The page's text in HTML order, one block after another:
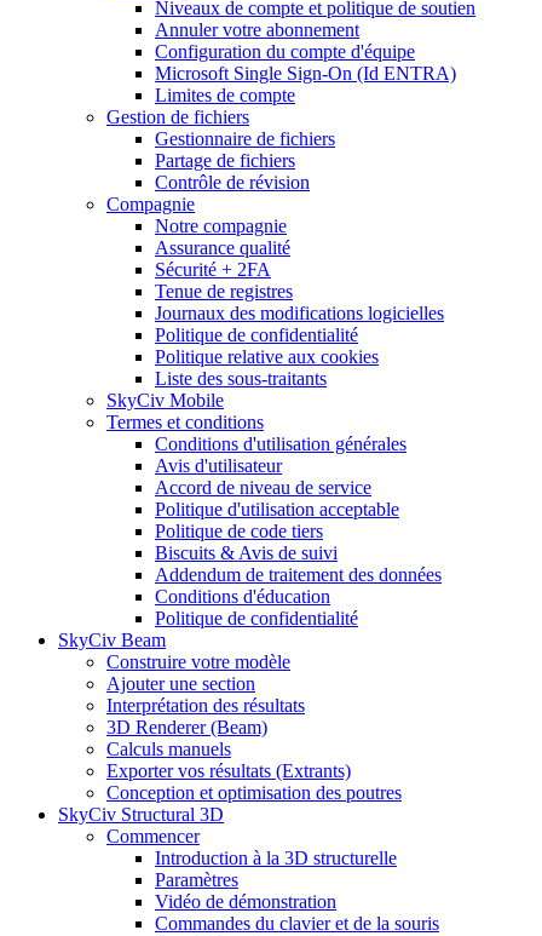
Niveaux de compte et politique de soutien
Annuler votre abonnement
Configuration du compte d'équipe
Microsoft Single Sign-On (Id ENTRA)
Limites de compte
Gestion de fichiers
Gestionnaire de fichiers
Partage de fichiers
Contrôle de révision
Compagnie
Notre compagnie
Assurance qualité
Sécurité + 2FA
Tenue de registres
Journaux des modifications logicielles
Politique de confidentialité
Politique relative aux cookies
Liste des sous-traitants
SkyCiv Mobile
Termes et conditions
Conditions d'utilisation générales
Avis d'utilisateur
Accord de niveau de service
Politique d'utilisation acceptable
Politique de code tiers
Biscuits & Avis de suivi
Addendum de traitement des données
Conditions d'éducation
Politique de confidentialité
SkyCiv Beam
Construire votre modèle
Ajouter une section
Interprétation des résultats
3D Renderer (Beam)
Calculs manuels
Exporter vos résultats (Extrants)
Conception et optimisation des poutres
SkyCiv Structural 3D
Commencer
Introduction à la 3D structurelle
Paramètres
Vidéo de démonstration
Commandes du clavier et de la souris